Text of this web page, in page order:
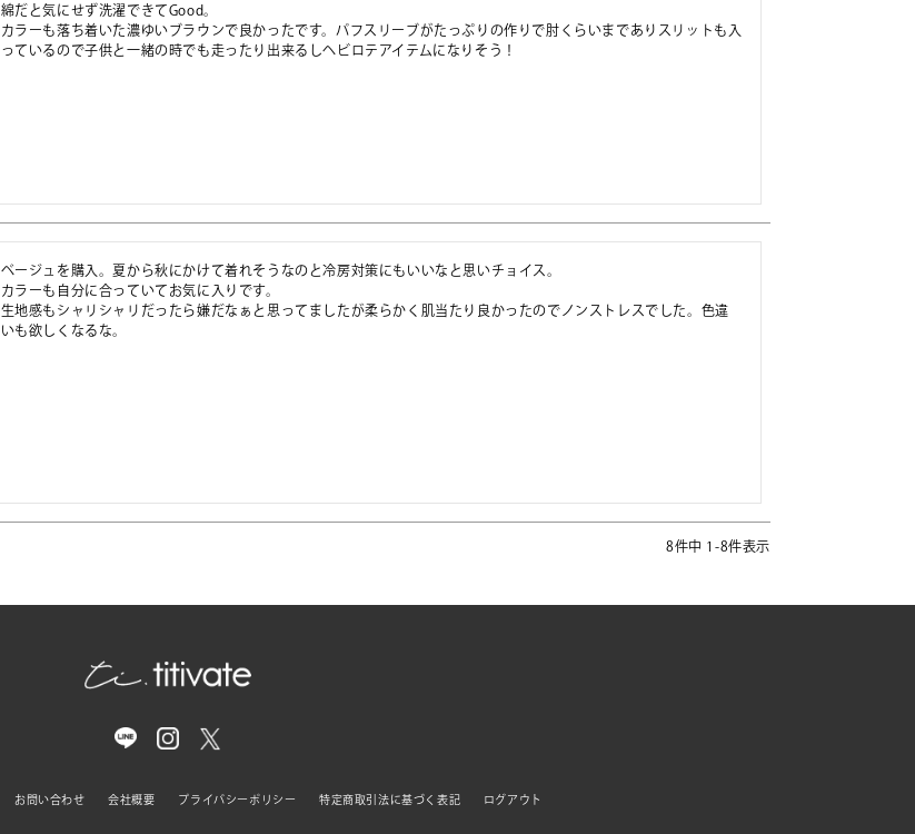
綿だと気にせず洗濯できてGood。
カラーも落ち着いた濃ゆいブラウンで良かったです。パフスリーブがたっぷりの作りで肘くらいまでありスリットも入
っているので子供と一緒の時でも走ったり出来るしヘビロテアイテムになりそう！
ベージュを購入。夏から秋にかけて着れそうなのと冷房対策にもいいなと思いチョイス。
カラーも自分に合っていてお気に入りです。
生地感もシャリシャリだったら嫌だなぁと思ってましたが柔らかく肌当たり良かったのでノンストレスでした。色違
いも欲しくなるな。
8件中 1 -8件表示
お問い合わせ 会社概要 プライバシーポリシー 特定商取引法に基づく表記 ログアウト